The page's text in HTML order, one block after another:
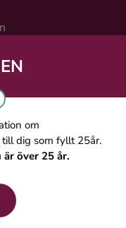
om
dig som fyllt 25år.
över 25 år.
64 Stockholm